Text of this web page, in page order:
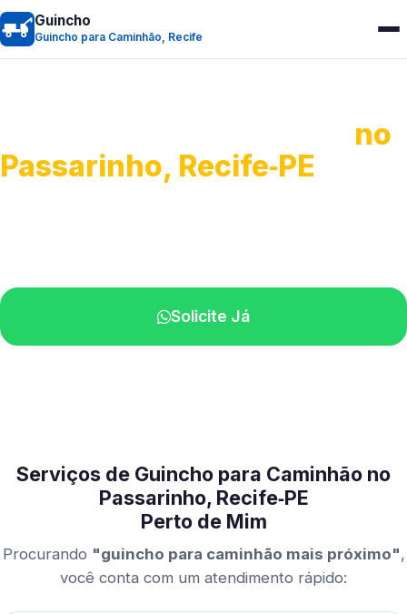
Guincho
Guincho para Caminhão, Recife
no
Passarinho, Recife‑PE
Solicite Já
Serviços de Guincho para Caminhão no
Passarinho, Recife‑PE
Perto de Mim
Procurando "guincho para caminhão mais próximo",
você conta com um atendimento rápido: